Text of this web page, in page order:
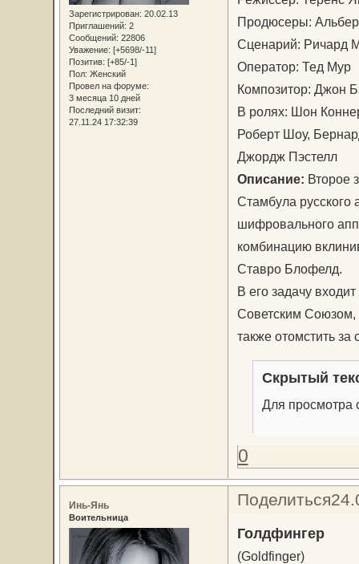
Зарегистрирован: 20.02.13
Приглашений: 2
Сообщений: 22806
Уважение: [+5698/-11]
Позитив: [+85/-1]
Пол: Женский
Провел на форуме:
3 месяца 10 дней
Последний визит:
27.11.24 17:32:39
Продюсеры:
Сценарий: Ричард
Оператор: Тед
Композитор: Джон
В ролях: Шон
Роберт Шоу,
Джордж Пэстелл
Описание: Второе
Стамбула русского
шифровального
комбинацию
Ставро Блофелд.
В его задачу
Советским Союзом,
также отомстить
Скрытый
Для просмотра
0
Поделиться
Инь-Янь
Воительница
Голдфингер
(Goldfinger)